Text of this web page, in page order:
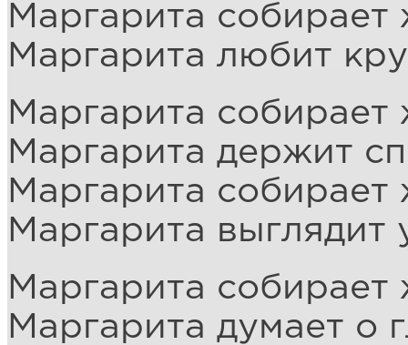
Маргарита собирает
Маргарита любит
Маргарита собирает
Маргарита держит
Маргарита собирает
Маргарита выглядит
Маргарита собирает
Маргарита думает о